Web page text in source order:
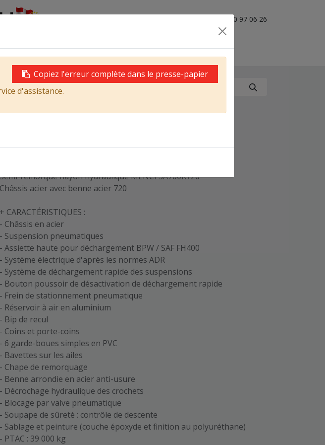
04 50 97 06 26
nous Assistance 0
Semi-remorque hayon hydraulique MENCI SA700R720
Châssis acier avec benne acier 720
+ CARACTÉRISTIQUES :
- Châssis en acier
- Suspension pneumatiques
- Assiette haute pour déchargement BPW / SAF FH400
- Système électrique d'après les normes ADR
- Système de déchargement rapide des suspensions
- Bouton poussoir de désactivation de déchargement rapide
- Frein de stationnement pneumatique
- Réservoir à air en aluminium
- Bip de recul
- Coins et porte-coins
- 6 garde-boues simples en PVC
- Bavettes sur les ailes
- Chape de remorquage
- Benne arrondie en acier anti-usure
- Décrochage hydraulique des crochets
- Blocage par valve pneumatique
- Soupape de sûreté : contrôle de descente
- Sablage et peinture (couche époxyde et finition au polyuréthane)
- PTAC : 39 000 kg
Copiez l'erreur complète dans le presse-papier
d'assistance.